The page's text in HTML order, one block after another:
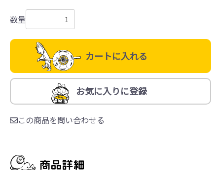
数量
カートに入れる
お気に入りに登録
この商品を問い合わせる